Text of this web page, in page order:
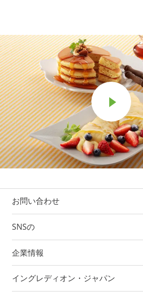
お問い合わせ
SNSの
企業情報
イングレディオン・ジャパン